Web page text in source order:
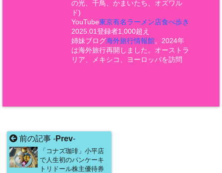
の光、千鳥、かまいたち、オズワル
ド)
YouTube東京有名ラーメン店食べ歩き
2025.01登録者1,000超え
姉妹ブログ海外旅行情報館。2024年
は海外旅行再開しました。オーストラ
リア、メキシコ、ヨーロッパを訪問
前の記事 -Prev-
「コナズ珈琲」小平店
で人生初のパンケーキ
トリドール株主優待券